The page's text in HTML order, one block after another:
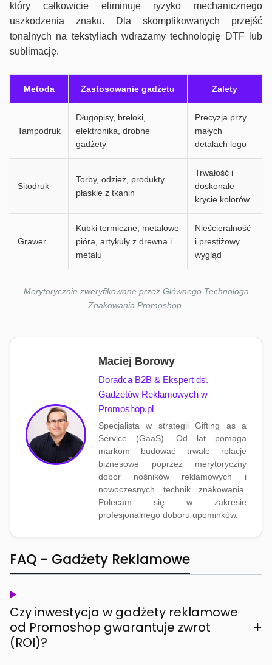
który całkowicie eliminuje ryzyko mechanicznego
uszkodzenia znaku. Dla skomplikowanych przejść
tonalnych na tekstyliach wdrażamy technologię DTF lub
sublimację.
Metoda Zastosowanie gadżetu Zalety
Tampodruk
Długopisy, breloki,
elektronika, drobne
gadżety
Precyzja przy
małych
detalach logo
Sitodruk
Torby, odzież, produkty
płaskie z tkanin
Trwałość i
doskonałe
krycie kolorów
Grawer
Kubki termiczne, metalowe
pióra, artykuły z drewna i
metalu
Nieścieralność
i prestiżowy
wygląd
Merytorycznie zweryfikowane przez Głównego Technologa
Znakowania Promoshop.
Maciej Borowy
Doradca B2B & Ekspert ds.
Gadżetów Reklamowych w
Promoshop.pl
Specjalista w strategii Gifting as a
Service (GaaS). Od lat pomaga
markom budować trwałe relacje
biznesowe poprzez merytoryczny
dobór nośników reklamowych i
nowoczesnych technik znakowania.
Polecam się w zakresie
profesjonalnego doboru upominków.
FAQ - Gadżety Reklamowe
Czy inwestycja w gadżety reklamowe
od Promoshop gwarantuje zwrot
(ROI)?
+